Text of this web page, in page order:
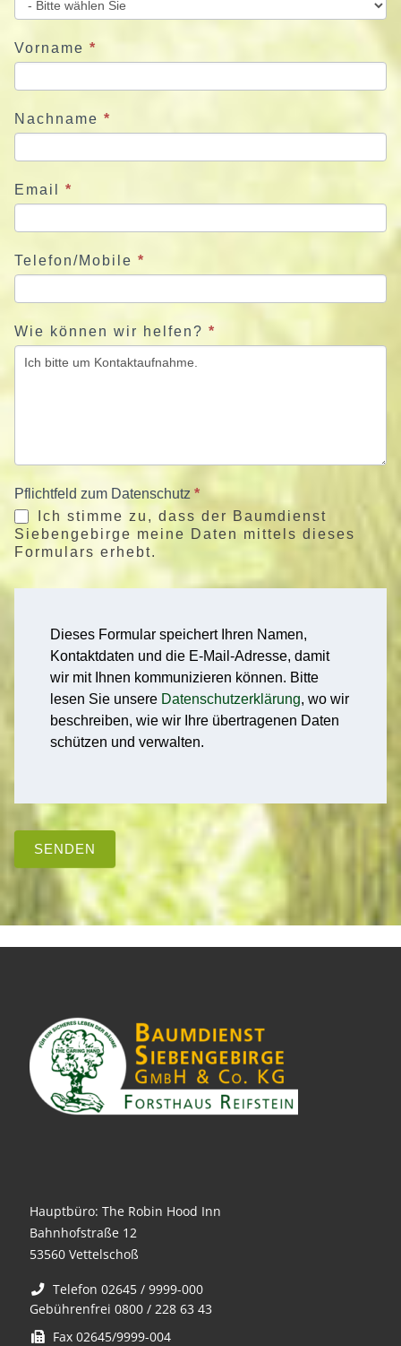
e
u
n
s
e
t
Vorname *
Nachname *
Email *
Telefon/Mobile *
Wie können wir helfen? *
Pflichtfeld zum Datenschutz *
Ich stimme zu, dass der Baumdienst
Siebengebirge meine Daten mittels dieses
Formulars erhebt.
Dieses Formular speichert Ihren Namen,
Kontaktdaten und die E-Mail-Adresse, damit
wir mit Ihnen kommunizieren können. Bitte
lesen Sie unsere Datenschutzerklärung, wo wir
beschreiben, wie wir Ihre übertragenen Daten
schützen und verwalten.
SENDEN
Hauptbüro: The Robin Hood Inn
Bahnhofstraße 12
53560 Vettelschoß
Telefon 02645 / 9999-000
Gebührenfrei 0800 / 228 63 43
Fax 02645/9999-004